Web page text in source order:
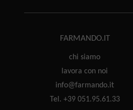
FARMANDO.IT
chi siamo
lavora con noi
info@farmando.it
Tel. +39 051.95.61.33